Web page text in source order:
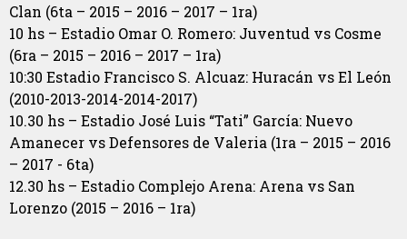
Clan (6ta – 2015 – 2016 – 2017 – 1ra)
10 hs – Estadio Omar O. Romero: Juventud vs Cosme
(6ra – 2015 – 2016 – 2017 – 1ra)
10:30 Estadio Francisco S. Alcuaz: Huracán vs El León
(2010-2013-2014-2014-2017)
10.30 hs – Estadio José Luis “Tati” García: Nuevo
Amanecer vs Defensores de Valeria (1ra – 2015 – 2016
– 2017 - 6ta)
12.30 hs – Estadio Complejo Arena: Arena vs San
Lorenzo (2015 – 2016 – 1ra)